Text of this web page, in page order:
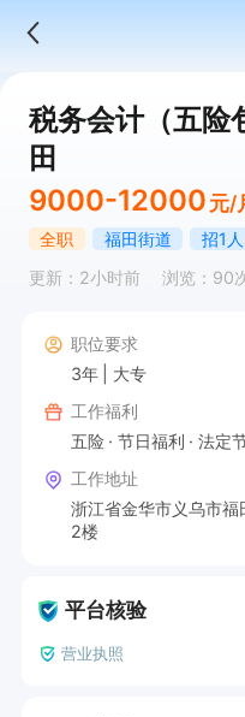
税务会计（五险
田
9000-12000 元/
全职 福田街道
招1人
更新：2小时前
浏览：90
职位要求
3年
大专
工作福利
五险
节日福利 法定
工作地址
浙江省金华市义乌市
2楼
平台核验
营业执照